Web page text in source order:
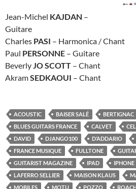
Jean-Michel KAJDAN –
Guitare
Charles PASI – Harmonica / Chant
Paul PERSONNE – Guitare
BeverlyJO SCOTT – Chant
AkramSEDKAOUI – Chant
ACOUSTIC BAISER SALÉ BERTIGNAC
BLUES GUITARS FRANCE
CALVET
DAVID
DJANGO100 D’ADDARIO
FRANCE MUSIQUE
FULLTONE
GUITARIST MAGAZINE
IPAD IPHONE
LAFERRO SELLIER
MAISON KLAUS
MOBILES
MOTU POZZO